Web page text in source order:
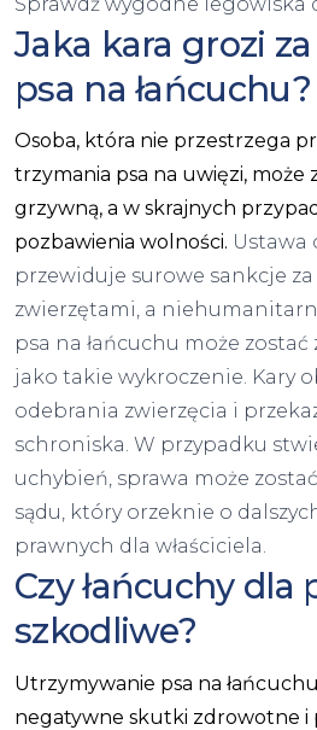
Jaka kara grozi
psa na łańcuchu?
Osoba, która nie przestrzega
trzymania psa na uwięzi, może
grzywną, a w skrajnych
pozbawienia wolności. Ustawa
przewiduje surowe sankcje
zwierzętami, a
psa na łańcuchu może
jako takie wykroczenie. Kary
odebrania zwierzęcia i
schroniska. W przypadku
uchybień, sprawa może
sądu, który orzeknie o
prawnych dla właściciela.
Czy łańcuchy dla
szkodliwe?
Utrzymywanie psa na
negatywne skutki zdrowotne i